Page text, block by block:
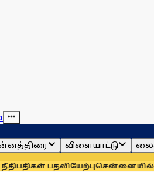
விளையாட்டு
சென்னையில் இன்றும்